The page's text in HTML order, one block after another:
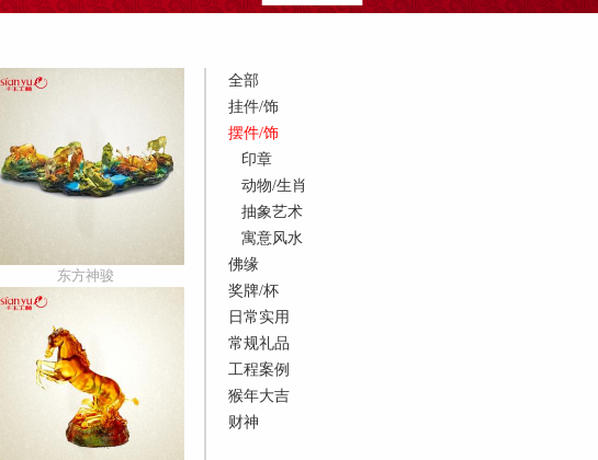
东方神骏
全部
挂件/饰
摆件/饰
印章
动物/生肖
抽象艺术
寓意风水
佛缘
奖牌/杯
日常实用
常规礼品
工程案例
猴年大吉
财神